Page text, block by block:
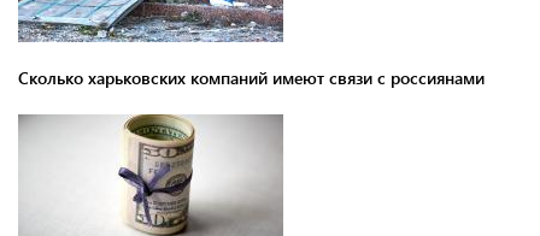
Сколько харьковских компаний имеют связи с россиянами